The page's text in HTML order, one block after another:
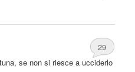
29
se non si riesce a ucciderlo